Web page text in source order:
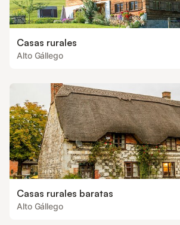
Casas rurales
Alto Gállego
Casas rurales baratas
Alto Gállego